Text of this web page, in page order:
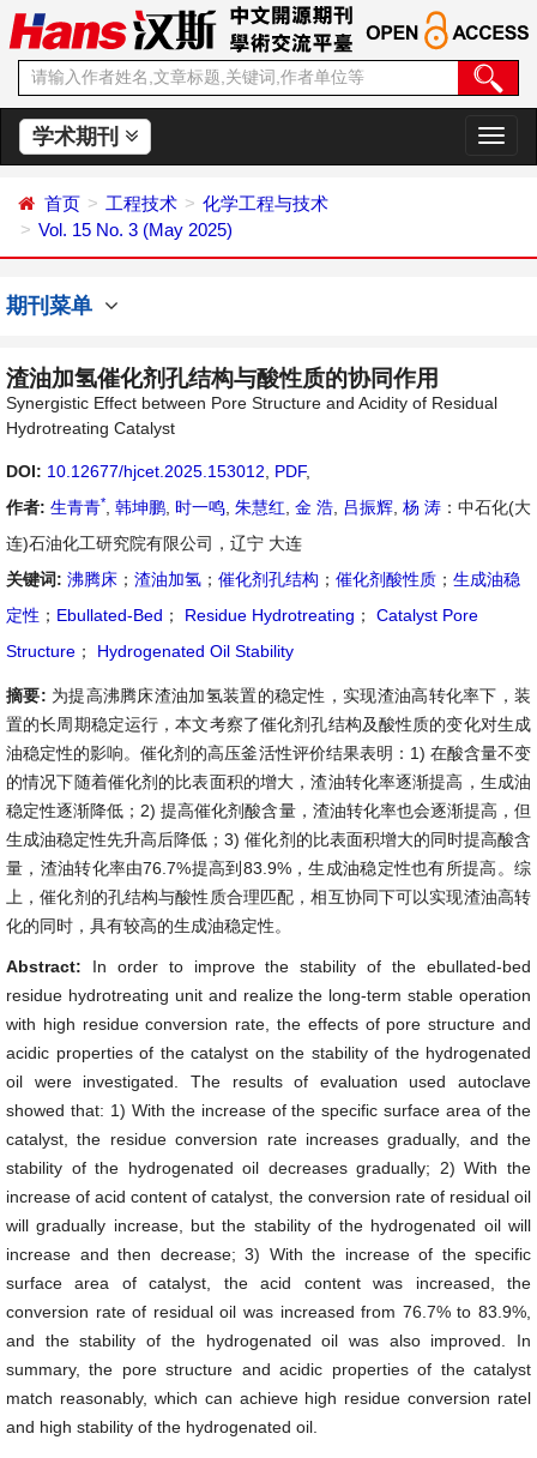
学术期刊
切
换
首页 工程技术
化学工程与技术
Vol. 15 No. 3 (May 2025)
期刊菜单
渣油加氢催化剂孔结构与酸性质的协同作用
Synergistic Effect between Pore Structure and Acidity of Residual
Hydrotreating Catalyst
DOI: 10.12677/hjcet.2025.153012 PDF,
作者: 生青青* 韩坤鹏 时一鸣 朱慧红 金 浩 吕振辉 杨 涛 ：中石化(大
连)石油化工研究院有限公司，辽宁 大连
关键词: 沸腾床 ； 渣油加氢 ； 催化剂孔结构 ； 催化剂酸性质 ； 生成油稳
定性 ； Ebullated-Bed ； Residue Hydrotreating ；
Catalyst Pore
Structure ； Hydrogenated Oil Stability
摘要: 为提高沸腾床渣油加氢装置的稳定性，实现渣油高转化率下，装
置的长周期稳定运行，本文考察了催化剂孔结构及酸性质的变化对生成
油稳定性的影响。催化剂的高压釜活性评价结果表明：1) 在酸含量不变
的情况下随着催化剂的比表面积的增大，渣油转化率逐渐提高，生成油
稳定性逐渐降低；2) 提高催化剂酸含量，渣油转化率也会逐渐提高，但
生成油稳定性先升高后降低；3) 催化剂的比表面积增大的同时提高酸含
量，渣油转化率由76.7%提高到83.9%，生成油稳定性也有所提高。综
上，催化剂的孔结构与酸性质合理匹配，相互协同下可以实现渣油高转
化的同时，具有较高的生成油稳定性。
Abstract: In order to improve the stability of the ebullated-bed
residue hydrotreating unit and realize the long-term stable operation
with high residue conversion rate, the effects of pore structure and
acidic properties of the catalyst on the stability of the hydrogenated
oil were investigated. The results of evaluation used autoclave
showed that: 1) With the increase of the specific surface area of the
catalyst, the residue conversion rate increases gradually, and the
stability of the hydrogenated oil decreases gradually; 2) With the
increase of acid content of catalyst, the conversion rate of residual oil
will gradually increase, but the stability of the hydrogenated oil will
increase and then decrease; 3) With the increase of the specific
surface area of catalyst, the acid content was increased, the
conversion rate of residual oil was increased from 76.7% to 83.9%,
and the stability of the hydrogenated oil was also improved. In
summary, the pore structure and acidic properties of the catalyst
match reasonably, which can achieve high residue conversion ratel
and high stability of the hydrogenated oil.